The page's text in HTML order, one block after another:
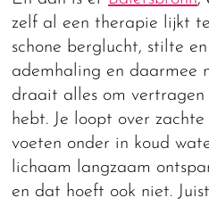
zelf al een therapie lijkt
schone berglucht, stilte
ademhaling en daarmee
draait alles om
hebt. Je loopt over
voeten onder in koud
lichaam langzaam
en dat hoeft ook niet.